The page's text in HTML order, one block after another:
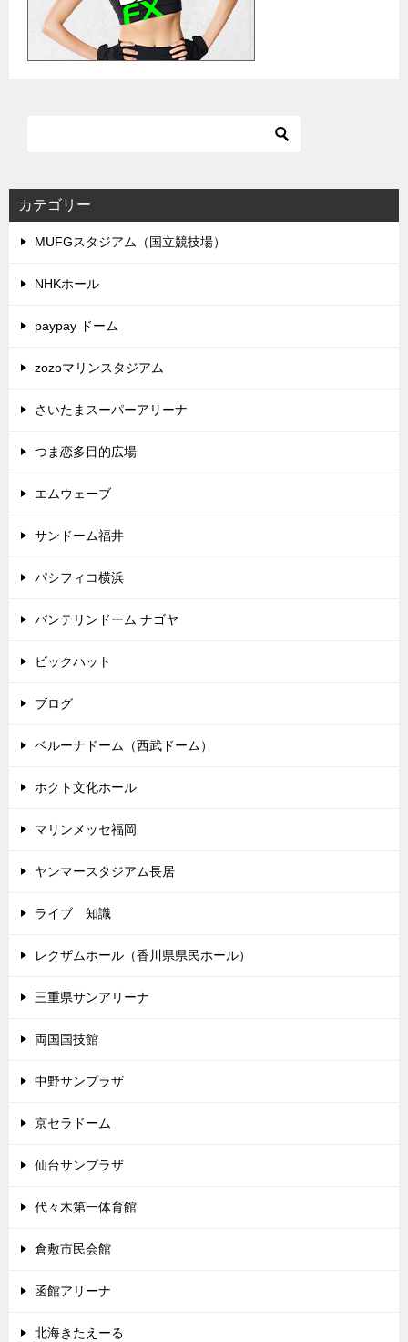
カテゴリー
MUFGスタジアム（国立競技場）
NHKホール
paypay ドーム
zozoマリンスタジアム
さいたまスーパーアリーナ
つま恋多目的広場
エムウェーブ
サンドーム福井
パシフィコ横浜
バンテリンドーム ナゴヤ
ビックハット
ブログ
ベルーナドーム（西武ドーム）
ホクト文化ホール
マリンメッセ福岡
ヤンマースタジアム長居
ライブ 知識
レクザムホール（香川県県民ホール）
三重県サンアリーナ
両国国技館
中野サンプラザ
京セラドーム
仙台サンプラザ
代々木第一体育館
倉敷市民会館
函館アリーナ
北海きたえーる